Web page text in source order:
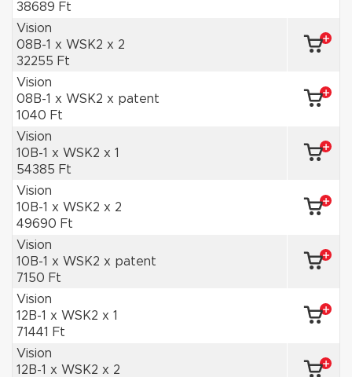
38689 Ft
Vision
08B-1 x WSK2 x 2
32255 Ft
Vision
08B-1 x WSK2 x patent
1040 Ft
Vision
10B-1 x WSK2 x 1
54385 Ft
Vision
10B-1 x WSK2 x 2
49690 Ft
Vision
10B-1 x WSK2 x patent
7150 Ft
Vision
12B-1 x WSK2 x 1
71441 Ft
Vision
12B-1 x WSK2 x 2